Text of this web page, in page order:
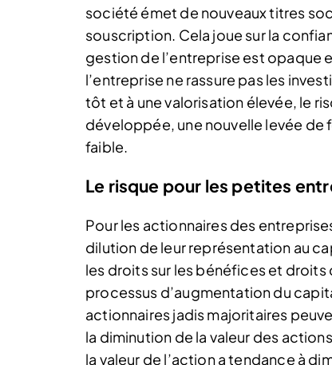
société émet de nouveaux titres
souscription. Cela joue sur la
gestion de l’entreprise est opaque
l’entreprise ne rassure pas les
tôt et à une valorisation élevée, le
développée, une nouvelle levée de
faible.
Le risque pour les petites
Pour les actionnaires des
dilution de leur représentation au
les droits sur les bénéfices et droits
processus d’augmentation du
actionnaires jadis majoritaires
la diminution de la valeur des
la valeur de l’action a tendance à